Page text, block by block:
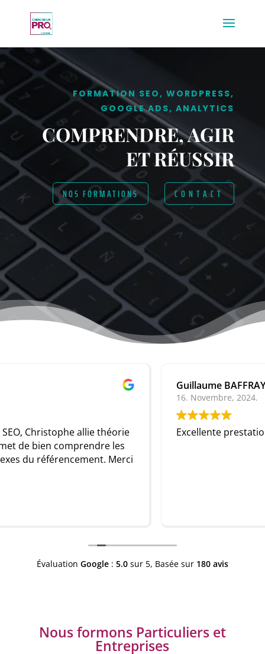
FORMATION SEO, WORDPRESS,
GOOGLE ADS, ANALYTICS
COMPRENDRE, AGIR
ET RÉUSSIR
NOS FORMATIONS CONTACT
Excellente prestation !! Merci !!
Évaluation Google : 5.0 sur 5, Basée sur 180 avis
Nous formons Particuliers et
Entreprises